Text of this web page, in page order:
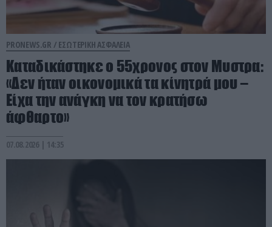
PRONEWS.GR / ΕΣΩΤΕΡΙΚΗ ΑΣΦΑΛΕΙΑ
Καταδικάστηκε ο 55χρονος στον Μυστρα:
«Δεν ήταν οικονομικά τα κίνητρά μου –
Είχα την ανάγκη να τον κρατήσω
άφθαρτο»
07.08.2026 | 14:35